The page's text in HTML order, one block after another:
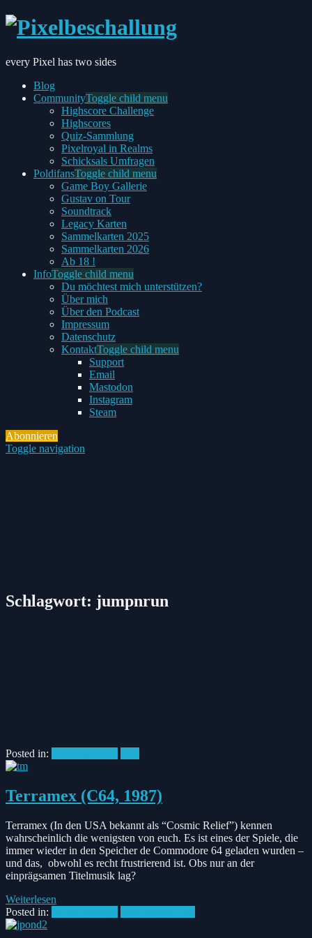
every Pixel has two sides
Blog
CommunityToggle child menu
Highscore Challenge
Highscores
Quiz-Sammlung
Pixelroyal in Realms
Schicksals Umfragen
PoldifansToggle child menu
Game Boy Gallerie
Gustav on Tour
Soundtrack
Legacy Karten
Sammelkarten 2025
Sammelkarten 2026
Ab 18 !
InfoToggle child menu
Du möchtest mich unterstützen?
Über mich
Über den Podcast
Impressum
Datenschutz
KontaktToggle child menu
Support
Email
Mastodon
Instagram
Steam
Abonnieren
Toggle navigation
Schlagwort: jumpnrun
Posted in:
Terramex (C64, 1987)
Terramex (In den USA bekannt als “Cosmic Relief”) kennen
wahrscheinlich die wenigsten von euch. Es ist eines der Spiele, die
immer wieder in den Speicher de Commodore 64 geladen wurden –
und das, obwohl es recht frustrierend ist. Obs nur an der
einprägsamen Titelmusik lag?
Weiterlesen
Posted in: